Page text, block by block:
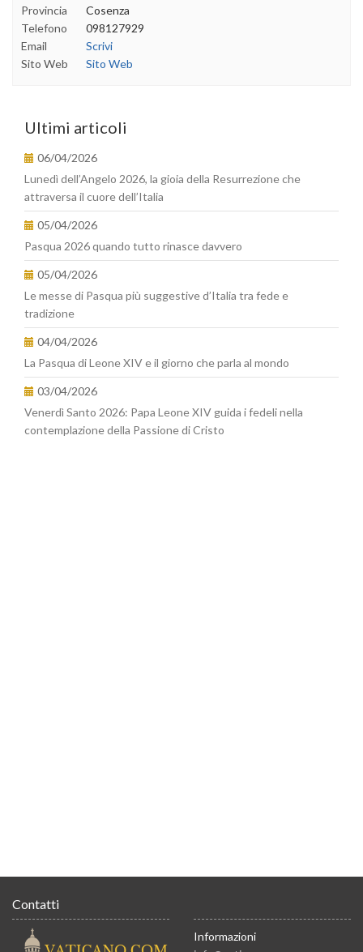
Provincia
Cosenza
Telefono
098127929
Email
Scrivi
Sito Web
Sito Web
Ultimi articoli
06/04/2026
Lunedì dell’Angelo 2026, la gioia della Resurrezione che
attraversa il cuore dell’Italia
05/04/2026
Pasqua 2026 quando tutto rinasce davvero
05/04/2026
Le messe di Pasqua più suggestive d’Italia tra fede e
tradizione
04/04/2026
La Pasqua di Leone XIV e il giorno che parla al mondo
03/04/2026
Venerdì Santo 2026: Papa Leone XIV guida i fedeli nella
contemplazione della Passione di Cristo
Contatti
Informazioni